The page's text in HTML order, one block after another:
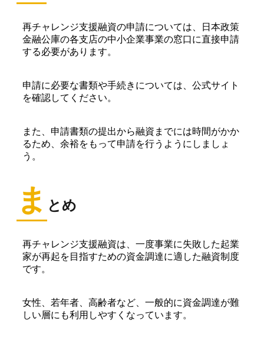
再チャレンジ支援融資の申請については、日本政策
金融公庫の各支店の中小企業事業の窓口に直接申請
する必要があります。
申請に必要な書類や手続きについては、公式サイト
を確認してください。
また、申請書類の提出から融資までには時間がかか
るため、余裕をもって申請を行うようにしましょ
う。
ま とめ
再チャレンジ支援融資は、一度事業に失敗した起業
家が再起を目指すための資金調達に適した融資制度
です。
女性、若年者、高齢者など、一般的に資金調達が難
しい層にも利用しやすくなっています。